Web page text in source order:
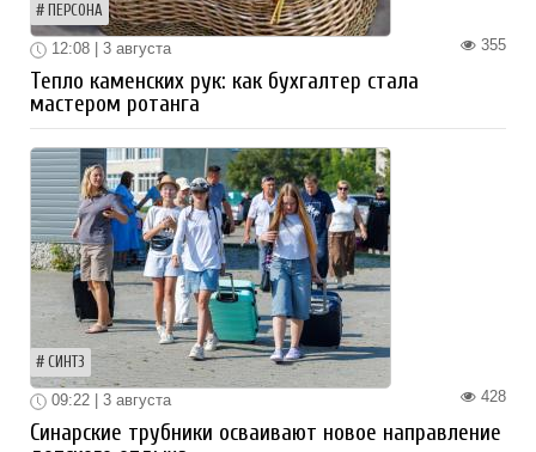
ПЕРСОНА
355
12:08 | 3 августа
Тепло каменских рук: как бухгалтер стала
мастером ротанга
СИНТЗ
428
09:22 | 3 августа
Синарские трубники осваивают новое направление